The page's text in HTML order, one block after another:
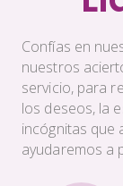
Confías en
nuestros
servicio, para
los deseos, la
incógnitas que
ayudaremos a